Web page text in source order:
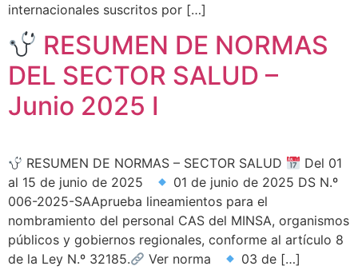
internacionales suscritos por […]
RESUMEN DE NORMAS
DEL SECTOR SALUD –
Junio 2025 I
RESUMEN DE NORMAS – SECTOR SALUD
Del 01
al 15 de junio de 2025
01 de junio de 2025 DS N.º
006-2025-SAAprueba lineamientos para el
nombramiento del personal CAS del MINSA, organismos
públicos y gobiernos regionales, conforme al artículo 8
de la Ley N.º 32185.
Ver norma 03 de […]